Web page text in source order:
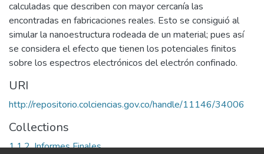
calculadas que describen con mayor cercanía las
encontradas en fabricaciones reales. Esto se consiguió al
simular la nanoestructura rodeada de un material; pues así
se considera el efecto que tienen los potenciales finitos
sobre los espectros electrónicos del electrón confinado.
URI
http://repositorio.colciencias.gov.co/handle/11146/34006
Collections
1.1.2. Informes Finales